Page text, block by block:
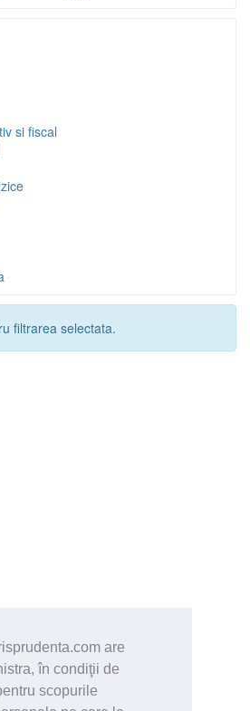
are
în condiţii de
scopurile
si fiscal
filtrarea selectata.